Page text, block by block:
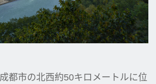
都市の北西約50キロメートルに位